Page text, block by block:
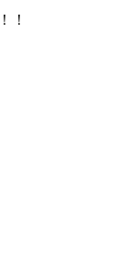
！